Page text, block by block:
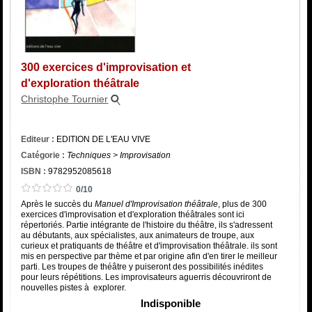
Catégorie
300 exercices d'improvisation et
d'exploration théâtrale
Christophe Tournier
Editeur : EDITION DE L'EAU VIVE
Catégorie : Techniques > Improvisation
ISBN : 9782952085618
0/10
Après le succès duManuel d'Improvisation théâtrale, plus de 300
exercices d'improvisation et d'exploration théâtrales sont ici
répertoriés. Partie intégrante de l'histoire du théâtre, ils s'adressent
au débutants, aux spécialistes, aux animateurs de troupe, aux
curieux et pratiquants de théâtre et d'improvisation théâtrale. ils sont
mis en perspective par thème et par origine afin d'en tirer le meilleur
parti. Les troupes de théâtre y puiseront des possibilités inédites
pour leurs répétitions. Les improvisateurs aguerris découvriront de
nouvelles pistes à explorer.
Indisponible